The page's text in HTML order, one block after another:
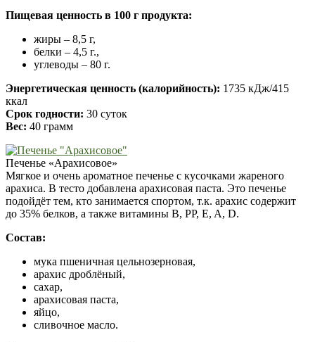
Пищевая ценность в 100 г продукта:
жиры – 8,5 г,
белки – 4,5 г.,
углеводы – 80 г.
Энергетическая ценность (калорийность): 1735 кДж/415
ккал
Срок годности: 30 суток
Вес: 40 грамм
Печенье «Арахисовое»
Мягкое и очень ароматное печенье с кусочками жареного
арахиса. В тесто добавлена арахисовая паста. Это печенье
подойдёт тем, кто занимается спортом, т.к. арахис содержит
до 35% белков, а также витамины В, РР, E, A, D.
Состав:
мука пшеничная цельнозерновая,
арахис дроблёный,
сахар,
арахисовая паста,
яйцо,
сливочное масло.